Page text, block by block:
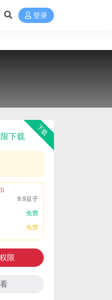
登录
下载
下载
9.9豆子
免费
免费
限